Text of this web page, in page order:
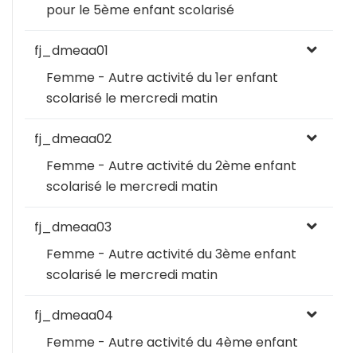
pour le 5ème enfant scolarisé
fj_dmeaa01
Femme - Autre activité du 1er enfant
scolarisé le mercredi matin
fj_dmeaa02
Femme - Autre activité du 2ème enfant
scolarisé le mercredi matin
fj_dmeaa03
Femme - Autre activité du 3ème enfant
scolarisé le mercredi matin
fj_dmeaa04
Femme - Autre activité du 4ème enfant